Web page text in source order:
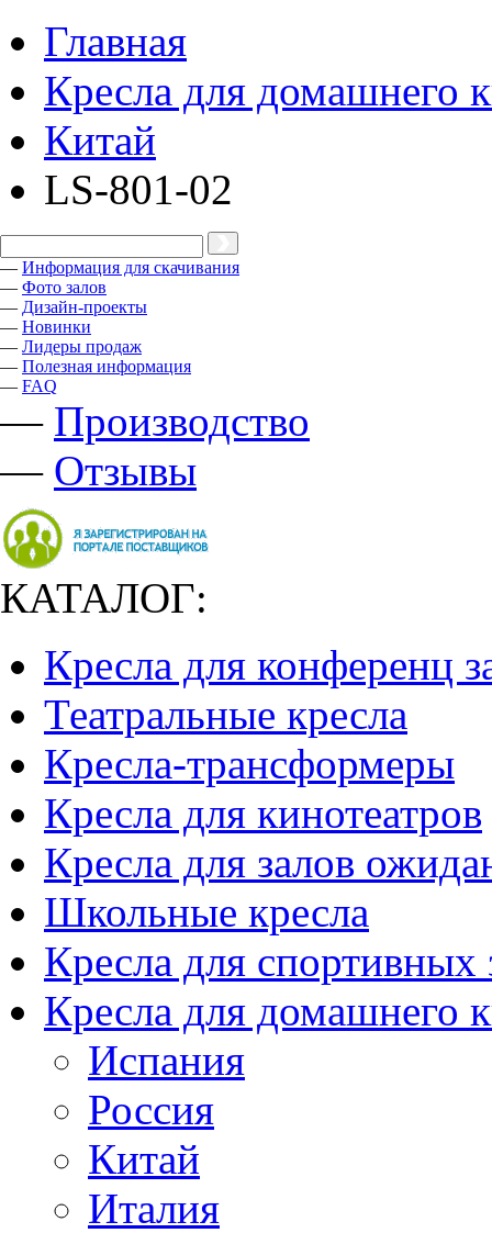
Главная
Кресла для домашнего
Китай
LS-801-02
— Информация для скачивания
— Фото залов
— Дизайн-проекты
— Новинки
— Лидеры продаж
— Полезная информация
— FAQ
— Производство
— Отзывы
КАТАЛОГ:
Кресла для конференц
Театральные кресла
Кресла-трансформеры
Кресла для кинотеатров
Кресла для залов
Школьные кресла
Кресла для спортивных
Кресла для домашнего
Испания
Россия
Китай
Италия